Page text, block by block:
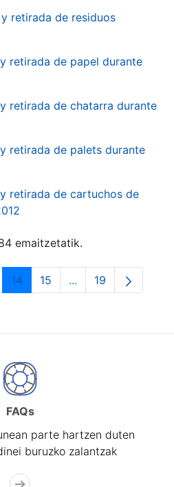
retirada de residuos
retirada de papel durante
retirada de chatarra durante
retirada de palets durante
retirada de cartuchos de
emaitzetatik.
Pages Use TAB to navigate.
Orrialdea
14 Orrialdea
15 ...Intermediate
Orrialdea
19
FAQs
parte hartzen duten
buruzko zalantzak